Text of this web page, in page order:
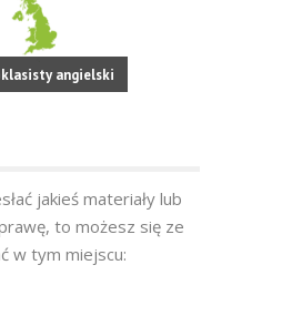
angielski
jakieś materiały lub
to możesz się ze
w tym miejscu: